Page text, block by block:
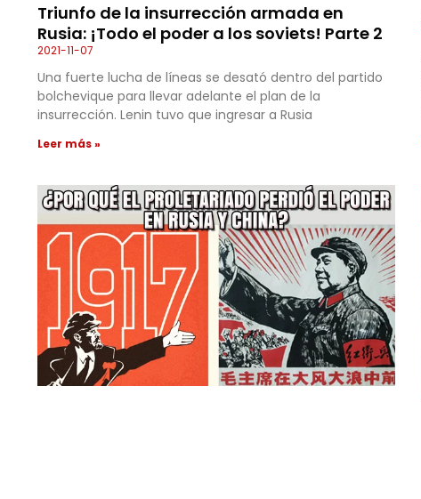
Triunfo de la insurrección armada en
Rusia: ¡Todo el poder a los soviets! Parte 2
2021-11-07
Una fuerte lucha de líneas se desató dentro del partido
bolchevique para llevar adelante el plan de la
insurrección. Lenin tuvo que ingresar a Rusia
Leer más »